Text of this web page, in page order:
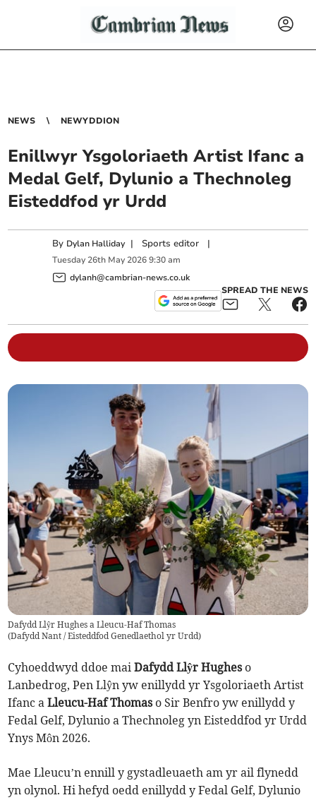
NEWS NEWYDDION
Enillwyr Ysgoloriaeth Artist Ifanc a
Medal Gelf, Dylunio a Thechnoleg
Eisteddfod yr Urdd
By Dylan Halliday | Sports editor |
Tuesday 26th May 2026 9:30 am
dylanh@cambrian-news.co.uk
SPREAD THE NEWS
Dafydd Llŷr Hughes a Lleucu-Haf Thomas
(Dafydd Nant / Eisteddfod Genedlaethol yr Urdd)
Cyhoeddwyd ddoe maiDafydd Llŷr Hugheso
Lanbedrog, Pen Llŷn yw enillydd yr Ysgoloriaeth Artist
Ifanc aLleucu-Haf Thomaso Sir Benfro yw enillydd y
Fedal Gelf, Dylunio a Thechnoleg yn Eisteddfod yr Urdd
Ynys Môn 2026.
Mae Lleucu’n ennill y gystadleuaeth am yr ail flynedd
yn olynol. Hi hefyd oedd enillydd y Fedal Gelf, Dylunio